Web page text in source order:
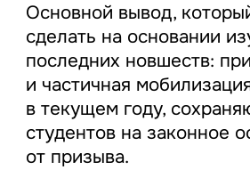
Основной вывод,
сделать на основании
последних новшеств:
и частичная
в текущем году,
студентов на законное
от призыва.